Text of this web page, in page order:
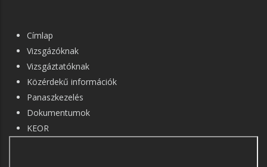
FŐ
NAVIGÁCIÓ
Címlap
Vizsgázóknak
Vizsgáztatóknak
Közérdekű információk
Panaszkezelés
Dokumentumok
KEOR